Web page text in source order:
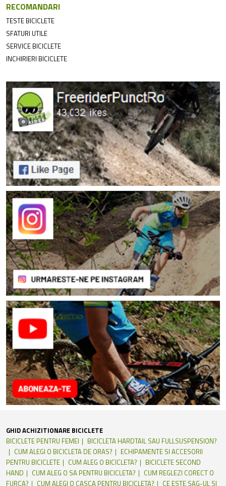
RECOMANDARI
TESTE BICICLETE
SFATURI UTILE
SERVICE BICICLETE
INCHIRIERI BICICLETE
GHID ACHIZITIONARE BICICLETE
BICICLETE PENTRU FEMEI
BICICLETA HARDTAIL SAU FULLSUSPENSION?
CUM ALEGI O BICICLETA DE ORAS?
ECHIPAMENTE SI ACCESORII
PENTRU BICICLETE
CUM ALEG O BICICLETA?
BICICLETE SECOND
HAND
CUM ALEG O SA PENTRU BICICLETA?
CUM REGLEZI CORECT O
FURCA?
CUM ALEGI O CASCA PENTRU BICICLETA? CE ESTE SAG-UL SI